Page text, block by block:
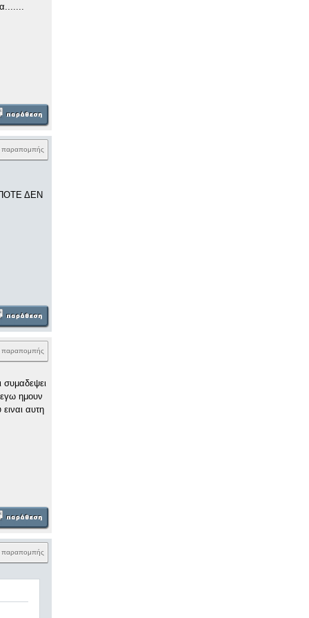
παραπομπής
ΔΕΝ
παραπομπής
συμαδεψει
ημουν
αυτη
παραπομπής